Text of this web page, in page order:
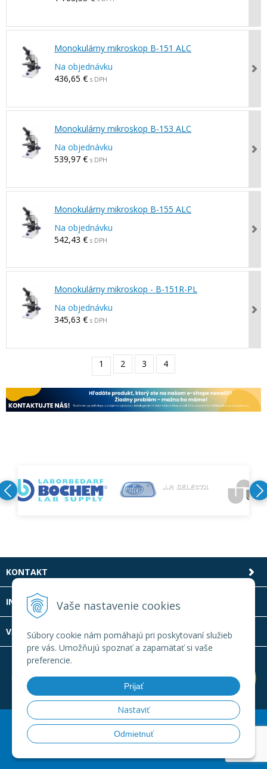
Vaše nastavenie cookies
Súbory cookie nám pomáhajú pri poskytovaní služieb
pre vás. Umožňujú spoznať a zapamätať si vaše
preferencie.
Prijať
Nastaviť
Odmietnuť
Monokulárny mikroskop B-151 ALC
Na objednávku
436,65 € s DPH
Monokulárny mikroskop B-153 ALC
Na objednávku
539,97 € s DPH
Monokulárny mikroskop B-155 ALC
Na objednávku
542,43 € s DPH
Monokulárny mikroskop - B-151R-PL
Na objednávku
345,63 € s DPH
1 2 3 4
KONTAKT
INFOLINKA
VŠETKO O NÁKUPE
© 2026 Laboratornatechnika.sk •Created
e-shop Pohoda
connectorbyNextCom s.r.o.